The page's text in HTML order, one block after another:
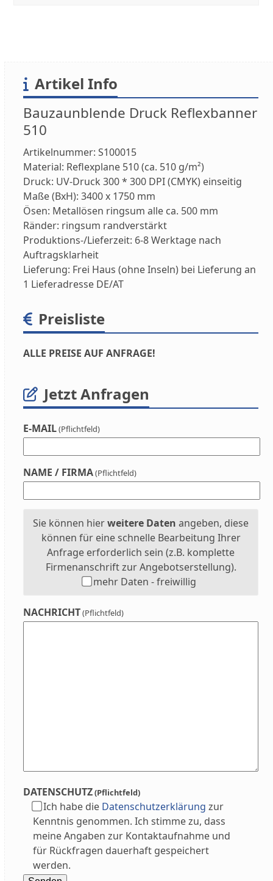
Artikel Info
Bauzaunblende Druck Reflexbanner
510
Artikelnummer: S100015
Material: Reflexplane 510 (ca. 510 g/m²)
Druck: UV-Druck 300 * 300 DPI (CMYK) einseitig
Maße (BxH): 3400 x 1750 mm
Ösen: Metallösen ringsum alle ca. 500 mm
Ränder: ringsum randverstärkt
Produktions-/Lieferzeit: 6-8 Werktage nach
Auftragsklarheit
Lieferung: Frei Haus (ohne Inseln) bei Lieferung an
1 Lieferadresse DE/AT
Preisliste
ALLE PREISE AUF ANFRAGE!
Jetzt Anfragen
E-MAIL(Pflichtfeld)
NAME / FIRMA(Pflichtfeld)
Sie können hierweitere Daten angeben, diese
können für eine schnelle Bearbeitung Ihrer
Anfrage erforderlich sein (z.B. komplette
Firmenanschrift zur Angebotserstellung).
mehr Daten - freiwillig
NACHRICHT(Pflichtfeld)
DATENSCHUTZ(Pflichtfeld)
Ich habe die Datenschutzerklärung zur
Kenntnis genommen. Ich stimme zu, dass
meine Angaben zur Kontaktaufnahme und
für Rückfragen dauerhaft gespeichert
werden.